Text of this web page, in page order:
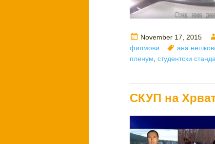
Posted
on
November 17, 2015
филмови
Tags
ана
пленум ,студентски
СКУП на